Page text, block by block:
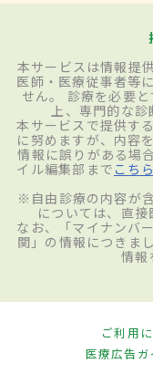
本サービスは情報提
医師・医療従事者等
せん。 診療を必要
上、専門的な
本サービスで提供す
に努めますが、内容
情報に誤りがある場
イル編集部まで こちら
※自由診療の内容が
については、直接
なお、「マイナンバ
関」の情報につきま
情報
ご利用
医療広告